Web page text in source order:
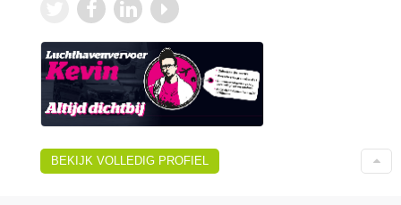
BEKIJK VOLLEDIG PROFIEL